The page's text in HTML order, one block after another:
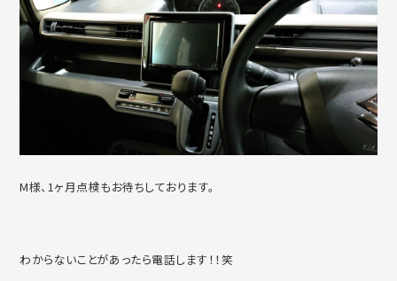
M様、1ヶ月点検もお待ちしております。
わからないことがあったら電話します！！笑